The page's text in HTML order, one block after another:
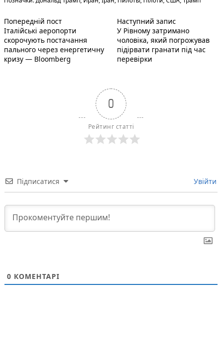
Навігація
записів
Попередній постПопередній запис:
Італійські аеропорти
скорочують постачання
пального через енергетичну
кризу — Bloomberg
Наступний записНаступний
У Рівному затримано
чоловіка, який погрожував
підірвати гранати під час
перевірки
0
Рейтинг статті
Підписатися Увійти
0 КОМЕНТАРІ